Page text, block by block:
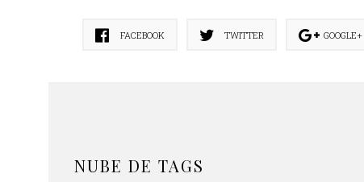
FACEBOOK TWITTER GOOGLE+
NUBE DE TAGS